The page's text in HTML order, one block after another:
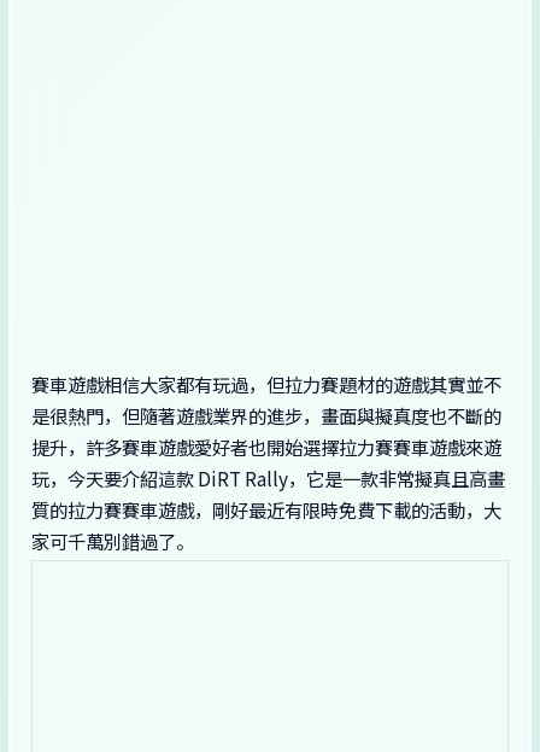
賽車遊戲相信大家都有玩過，但拉力賽題材的遊戲其實並不
是很熱門，但隨著遊戲業界的進步，畫面與擬真度也不斷的
提升，許多賽車遊戲愛好者也開始選擇拉力賽賽車遊戲來遊
玩，今天要介紹這款 DiRT Rally，它是一款非常擬真且高畫
質的拉力賽賽車遊戲，剛好最近有限時免費下載的活動，大
家可千萬別錯過了。